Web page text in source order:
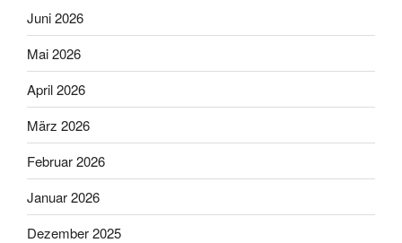
Juni 2026
Mai 2026
April 2026
März 2026
Februar 2026
Januar 2026
Dezember 2025